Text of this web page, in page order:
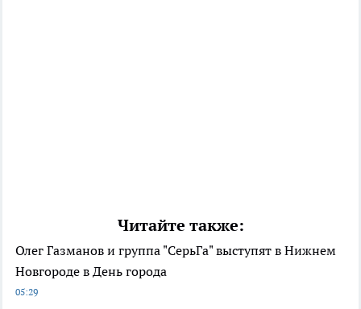
Читайте также:
Олег Газманов и группа "СерьГа" выступят в Нижнем
Новгороде в День города
05:29